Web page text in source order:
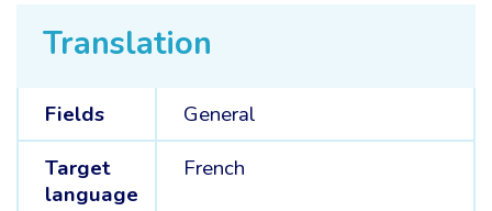
Translation
Fields
General
Target
language
French